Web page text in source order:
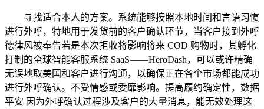
寻找适合本人的方案。系统能够按照本地时间和言语习惯
进行外呼，特地用于发货前的客户确认环节，当客户接到外呼
德律风被奉告若是本次拒收将影响将来 COD 购物时，其孵化
打制的全球智能客服系统 SaaS——HeroDash，可以或许精确
无误地取美国和客户进行沟通，以确保正在各个市场都能成功
进行外呼确认。不受情感或委靡影响。提高履约确定性，数据
平安 因为外呼确认过程涉及客户的大量消息，能无效处理这